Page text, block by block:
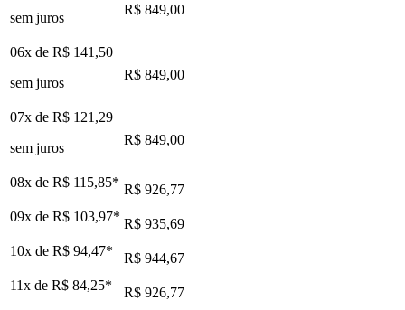
sem juros
R$ 849,00
06x de R$ 141,50
sem juros
R$ 849,00
07x de R$ 121,29
sem juros
R$ 849,00
08x de R$ 115,85* R$ 926,77
09x de R$ 103,97* R$ 935,69
10x de R$ 94,47*
R$ 944,67
11x de R$ 84,25*
R$ 926,77